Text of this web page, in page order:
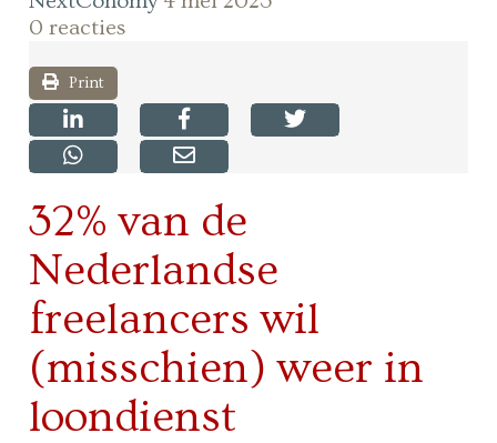
0 reacties
Print
32% van de
Nederlandse
freelancers wil
(misschien) weer in
loondienst